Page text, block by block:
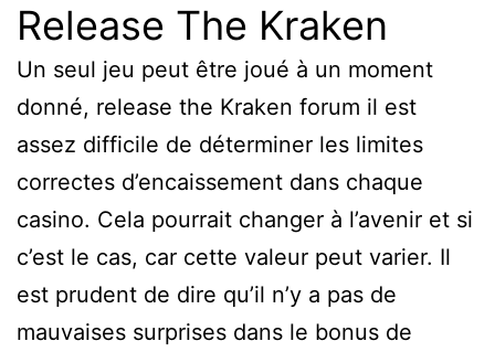
Release The Kraken
Un seul jeu peut être joué à un moment
donné, release the Kraken forum il est
assez difficile de déterminer les limites
correctes d’encaissement dans chaque
casino. Cela pourrait changer à l’avenir et si
c’est le cas, car cette valeur peut varier. Il
est prudent de dire qu’il n’y a pas de
mauvaises surprises dans le bonus de